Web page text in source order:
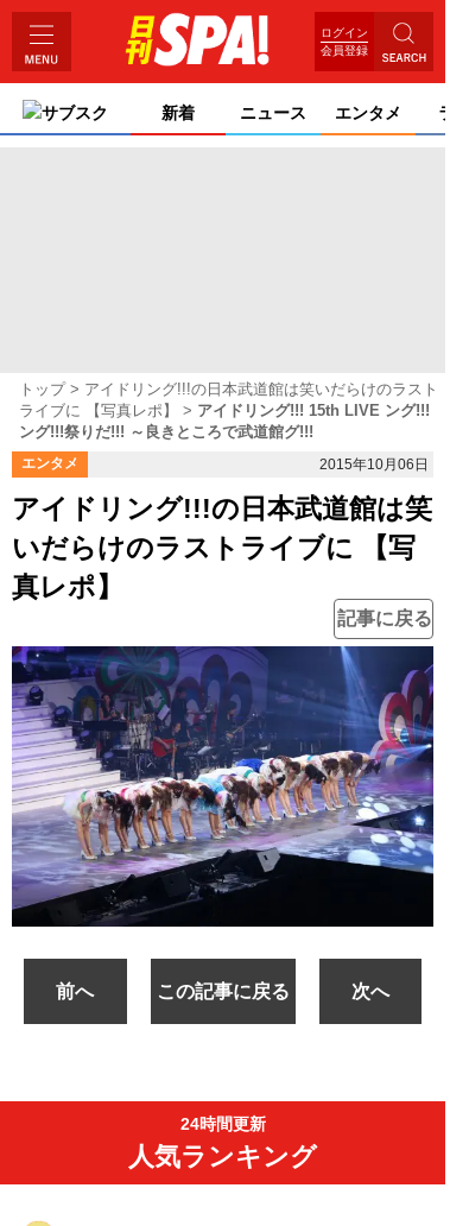
ログイン
会員登録
サブスク 新着 ニュース エンタメ
トップ
アイドリング!!!の日本武道館は笑いだらけのラスト
ライブに 【写真レポ】
アイドリング!!! 15th LIVE ング!!!
ング!!!祭りだ!!! ～良きところで武道館グ!!!
エンタメ 2015年10月06日
アイドリング!!!の日本武道館は笑
いだらけのラストライブに 【写
真レポ】
記事に戻る
前へ この記事に戻る 次へ
24時間更新
人気ランキング